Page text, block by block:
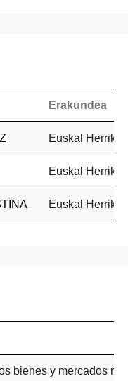
Erakundea
Euskal Herriko
Euskal Herriko
Euskal Herriko
bienes y mercados